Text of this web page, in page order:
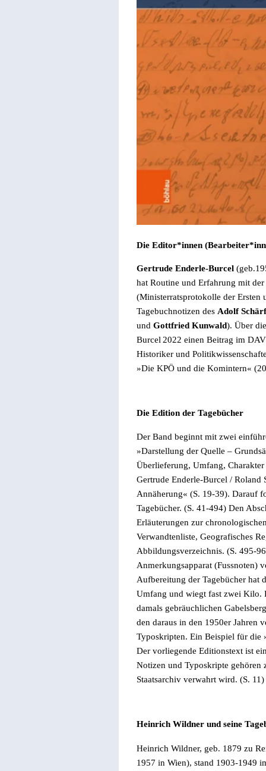
Die Editor*innen
Gertrude Enderle-Burcel
hat Routine und Erfahrung mit
(Ministerratsprotokolle der
Tagebuchnotizen des Adolf Schärf
und Gottfried Kunwald). Über
Burcel 2022 einen Beitrag im
Historiker und
»Die KPÖ und die Komintern« (
Die Edition der Tagebücher
Der Band beginnt mit zwei
»Darstellung der Quelle –
Überlieferung, Umfang,
Gertrude Enderle-Burcel / Roland
Annäherung« (S. 19-39). Darauf
Tagebücher. (S. 41-494) Den
Erläuterungen zur
Verwandtenliste, Geografisches
Abbildungsverzeichnis. (S. 495-
Anmerkungsapparat (Fussnoten)
Aufbereitung der Tagebücher hat
Umfang und wiegt fast zwei Kilo.
damals gebräuchlichen
den daraus in den 1950er Jahren
Typoskripten. Ein Beispiel für die
Der vorliegende Editionstext ist
Notizen und Typoskripte gehören
Staatsarchiv verwahrt wird. (S. 11)
Heinrich Wildner und seine
Heinrich Wildner, geb. 1879 zu
1957 in Wien), stand 1903-1949